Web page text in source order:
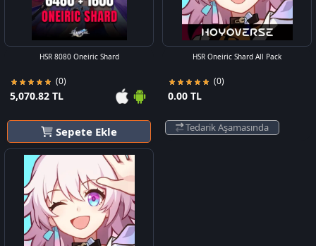
HSR 8080 Oneiric Shard
(0)
5,070.82 TL
Sepete Ekle
HSR Oneiric Shard All Pack
(0)
0.00 TL
Tedarik Aşamasında